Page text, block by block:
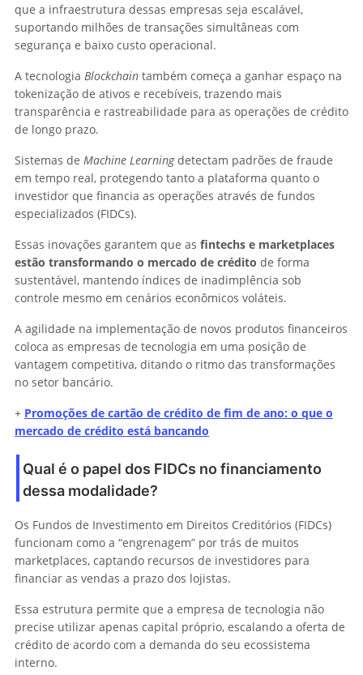
que a infraestrutura dessas empresas seja escalável,
suportando milhões de transações simultâneas com
segurança e baixo custo operacional.
A tecnologia Blockchain também começa a ganhar espaço na
tokenização de ativos e recebíveis, trazendo mais
transparência e rastreabilidade para as operações de crédito
de longo prazo.
Sistemas de Machine Learningdetectam padrões de fraude
em tempo real, protegendo tanto a plataforma quanto o
investidor que financia as operações através de fundos
especializados (FIDCs).
Essas inovações garantem que as fintechs e marketplaces
estão transformando o mercado de crédito de forma
sustentável, mantendo índices de inadimplência sob
controle mesmo em cenários econômicos voláteis.
A agilidade na implementação de novos produtos financeiros
coloca as empresas de tecnologia em uma posição de
vantagem competitiva, ditando o ritmo das transformações
no setor bancário.
+ Promoções de cartão de crédito de fim de ano: o que o
mercado de crédito está bancando
Qual é o papel dos FIDCs no financiamento
dessa modalidade?
Os Fundos de Investimento em Direitos Creditórios (FIDCs)
funcionam como a “engrenagem” por trás de muitos
marketplaces, captando recursos de investidores para
financiar as vendas a prazo dos lojistas.
Essa estrutura permite que a empresa de tecnologia não
precise utilizar apenas capital próprio, escalando a oferta de
crédito de acordo com a demanda do seu ecossistema
interno.